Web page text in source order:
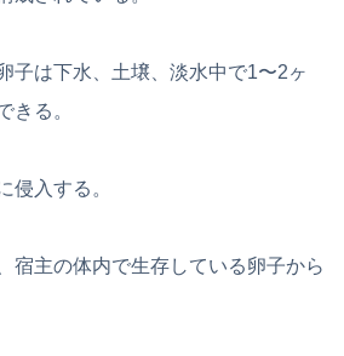
子は下水、土壌、淡水中で1〜2ヶ
きる。
侵入する。
宿主の体内で生存している卵子から